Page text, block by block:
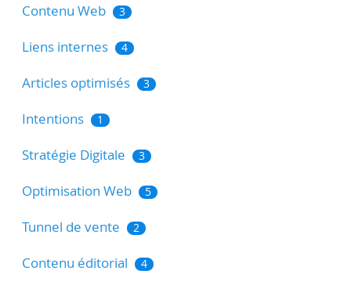
Contenu Web 3
Liens internes 4
Articles optimisés 3
Intentions 1
Stratégie Digitale 3
Optimisation Web 5
Tunnel de vente 2
Contenu éditorial 4